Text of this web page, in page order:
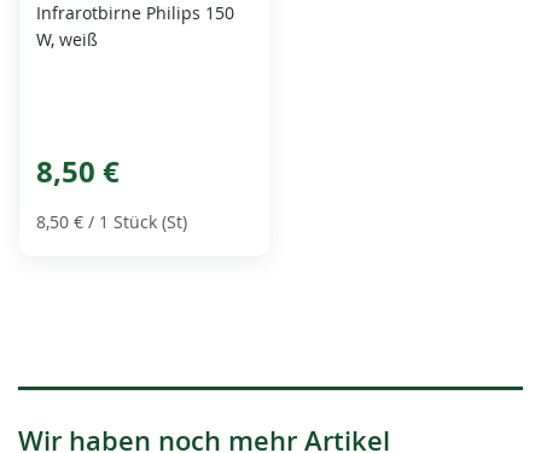
Infrarotbirne Philips 150
W, weiß
8,50 €
8,50 € / 1 Stück (St)
Wir haben noch mehr Artikel